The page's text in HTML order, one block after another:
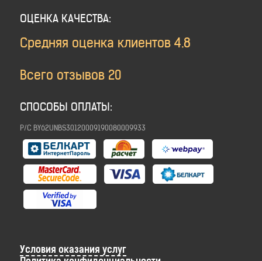
ОЦЕНКА КАЧЕСТВА:
Средняя оценка клиентов4.8
Всего отзывов 20
СПОСОБЫ ОПЛАТЫ:
Р/C BY62UNBS30120009190080009933
Условия оказания услуг